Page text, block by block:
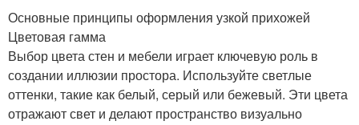
Основные принципы оформления узкой прихожей
Цветовая гамма
Выбор цвета стен и мебели играет ключевую роль в
создании иллюзии простора. Используйте светлые
оттенки, такие как белый, серый или бежевый. Эти цвета
отражают свет и делают пространство визуально